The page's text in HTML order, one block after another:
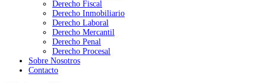
Derecho Fiscal
Derecho Inmobiliario
Derecho Laboral
Derecho Mercantil
Derecho Penal
Derecho Procesal
Sobre Nosotros
Contacto